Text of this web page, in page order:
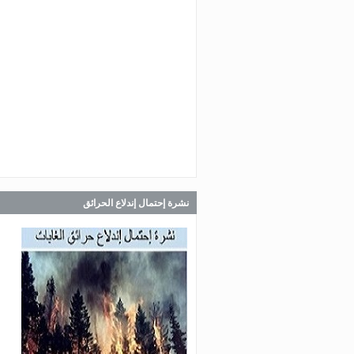
اللبناني البيان الآتي:
Jul 28, 2026
صدر عن دائرة الإعلام والعلاقات
في المديرية العامة للدفاع المدني
اللبناني البيان الآتي:
نشرة إحتمال إندلاع الحرائق